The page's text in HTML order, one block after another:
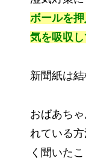
ボールを
気を吸収
新聞紙は結
おばあち
れている
く聞いた